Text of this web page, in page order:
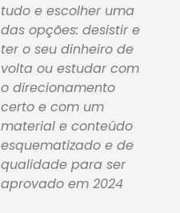
tudo e escolher uma
das opções: desistir e
ter o seu dinheiro de
volta ou estudar com
o direcionamento
certo e com um
material e conteúdo
esquematizado e de
qualidade para ser
aprovado em 2024